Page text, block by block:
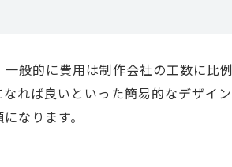
般的に費用は制作会社の工数に比例
れば良いといった簡易的なデザイン
なります。